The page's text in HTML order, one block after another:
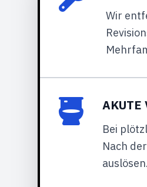
Wir
AKUTE
Bei
Nach
auslösen.